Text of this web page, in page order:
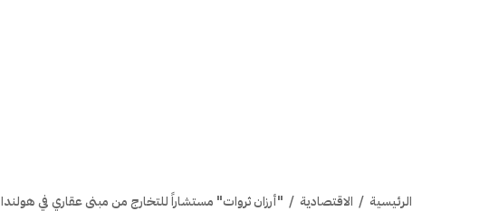
الرئيسية / الاقتصادية / "أرزان ثروات" مستشاراً للتخارج من مبنى عقاري في هولندا